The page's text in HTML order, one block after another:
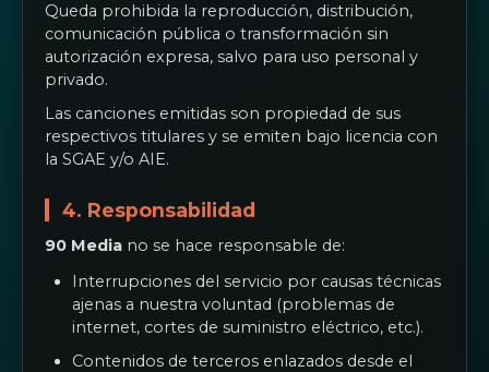
Queda prohibida la reproducción, distribución,
comunicación pública o transformación sin
autorización expresa, salvo para uso personal y
privado.
Las canciones emitidas son propiedad de sus
respectivos titulares y se emiten bajo licencia con
la SGAE y/o AIE.
4. Responsabilidad
90 Media no se hace responsable de:
Interrupciones del servicio por causas técnicas
ajenas a nuestra voluntad (problemas de
internet, cortes de suministro eléctrico, etc.).
Contenidos de terceros enlazados desde el